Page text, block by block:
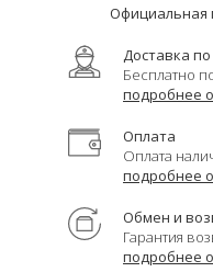
Официальная
Доставка
Бесплатно
подробнее
Оплата
Оплата
подробнее
Обмен и
Гарантия
подробнее